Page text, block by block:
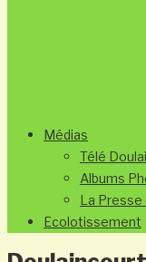
Médias
Télé
Albums
La Presse
Ecolotissement